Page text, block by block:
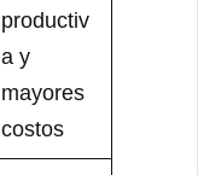
productiv
a y
mayores
costos